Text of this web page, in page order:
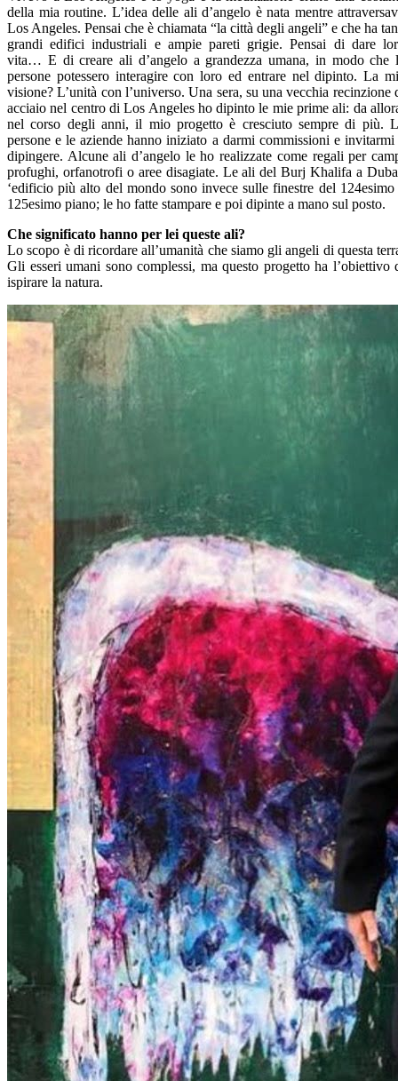
della mia routine. L’idea delle ali d’angelo è nata mentre
Los Angeles. Pensai che è chiamata “la città degli angeli” e che ha
grandi edifici industriali e ampie pareti grigie. Pensai di dare
vita… E di creare ali d’angelo a grandezza umana, in modo che
persone potessero interagire con loro ed entrare nel dipinto. La
visione? L’unità con l’universo. Una sera, su una vecchia recinzione
acciaio nel centro di Los Angeles ho dipinto le mie prime ali: da
nel corso degli anni, il mio progetto è cresciuto sempre di più.
persone e le aziende hanno iniziato a darmi commissioni e invitarmi
dipingere. Alcune ali d’angelo le ho realizzate come regali per
profughi, orfanotrofi o aree disagiate. Le ali del Burj Khalifa a
‘edificio più alto del mondo sono invece sulle finestre del 124esimo
125esimo piano; le ho fatte stampare e poi dipinte a mano sul posto.
Che significato hanno per lei queste ali?
Lo scopo è di ricordare all’umanità che siamo gli angeli di questa
Gli esseri umani sono complessi, ma questo progetto ha l’obiettivo
ispirare la natura.